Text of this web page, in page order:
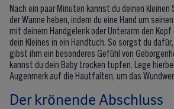
Nach ein paar Minuten kannst du deinen
der Wanne heben, indem du eine Hand um
mit deinem Handgelenk oder Unterarm den
dein Kleines in ein Handtuch. So sorgst du
gibst ihm ein besonderes Gefühl von
kannst du dein Baby trocken tupfen. Lege
Augenmerk auf die Hautfalten, um das
Der krönende Abschluss